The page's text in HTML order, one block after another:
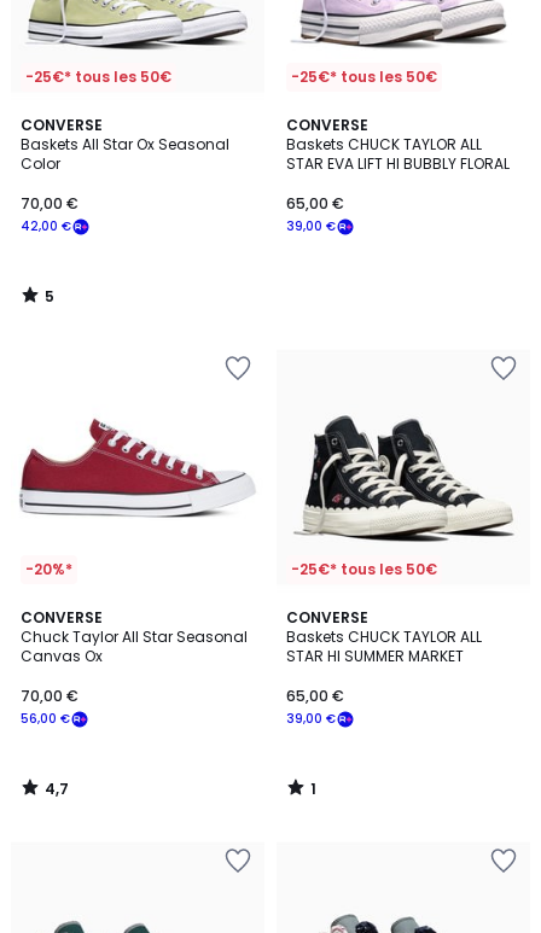
-25€* tous les 50€
CONVERSE
Baskets All Star Ox Seasonal
Color
42,00 €
70,00 €
5
/
5
5
/
-25€* tous les 50€
CONVERSE
Baskets CHUCK TAYLOR ALL
STAR EVA LIFT HI BUBBLY FLORAL
39,00 €
65,00 €
-20%*
CONVERSE
Chuck Taylor All Star Seasonal
Canvas Ox
56,00 €
70,00 €
4,7
/ 5
4,7
/
-25€* tous les 50€
CONVERSE
Baskets CHUCK TAYLOR ALL
STAR HI SUMMER MARKET
39,00 €
65,00 €
1
/
5
1
/